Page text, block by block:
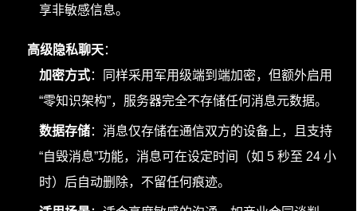
享非敏感信息。
高级隐私聊天：
加密方式：同样采用军用级端到端加密，但额外启用
“零知识架构”，服务器完全不存储任何消息元数据。
数据存储：消息仅存储在通信双方的设备上，且支持
“自毁消息”功能，消息可在设定时间（如 5 秒至 24 小
时）后自动删除，不留任何痕迹。